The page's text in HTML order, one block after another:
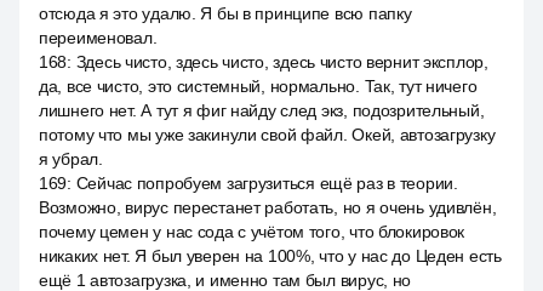
отсюда я это удалю. Я бы в принципе всю папку
переименовал.
168: Здесь чисто, здесь чисто, здесь чисто вернит эксплор,
да, все чисто, это системный, нормально. Так, тут ничего
лишнего нет. А тут я фиг найду след экз, подозрительный,
потому что мы уже закинули свой файл. Окей, автозагрузку
я убрал.
169: Сейчас попробуем загрузиться ещё раз в теории.
Возможно, вирус перестанет работать, но я очень удивлён,
почему цемен у нас сода с учётом того, что блокировок
никаких нет. Я был уверен на 100%, что у нас до Цеден есть
ещё 1 автозагрузка, и именно там был вирус, но